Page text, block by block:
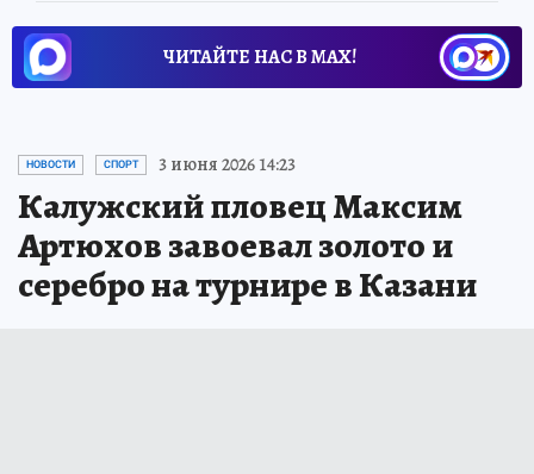
ЧИТАЙТЕ НАС В МАХ!
НОВОСТИ СПОРТ 3 июня 2026 14:23
Калужский пловец Максим
Артюхов завоевал золото и
серебро на турнире в Казани